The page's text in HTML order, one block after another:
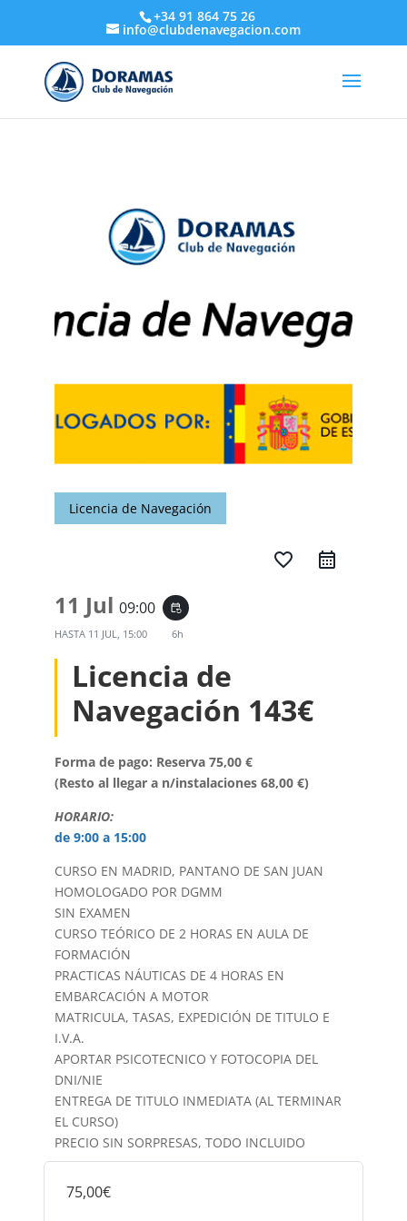
+34 91 864 75 26
info@clubdenavegacion.com
Licencia de Navegación
favorite_border
11 Jul 09:00 event_repeat
HASTA 11 JUL, 15:00 6h
Licencia de
Navegación 143€
Forma de pago: Reserva 75,00 €
(Resto al llegar a n/instalaciones 68,00 €)
HORARIO:
de 9:00 a 15:00
CURSO EN MADRID, PANTANO DE SAN JUAN
HOMOLOGADO POR DGMM
SIN EXAMEN
CURSO TEÓRICO DE 2 HORAS EN AULA DE
FORMACIÓN
PRACTICAS NÁUTICAS DE 4 HORAS EN
EMBARCACIÓN A MOTOR
MATRICULA, TASAS, EXPEDICIÓN DE TITULO E
I.V.A.
APORTAR PSICOTECNICO Y FOTOCOPIA DEL
DNI/NIE
ENTREGA DE TITULO INMEDIATA (AL TERMINAR
EL CURSO)
PRECIO SIN SORPRESAS, TODO INCLUIDO
75,00€